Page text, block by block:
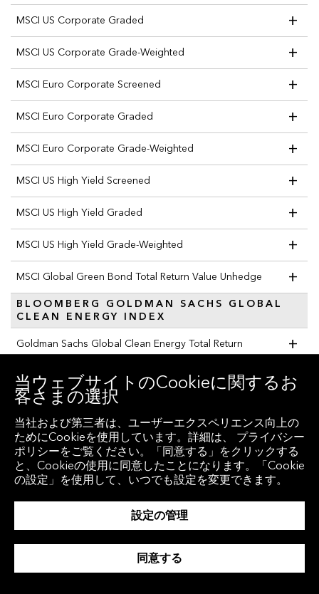
MSCI US Corporate Graded +
MSCI US Corporate Grade-Weighted +
MSCI Euro Corporate Screened +
MSCI Euro Corporate Graded +
MSCI Euro Corporate Grade-Weighted +
MSCI US High Yield Screened +
MSCI US High Yield Graded +
MSCI US High Yield Grade-Weighted +
MSCI Global Green Bond Total Return Value Unhedge +
BLOOMBERG GOLDMAN SACHS GLOBAL
CLEAN ENERGY INDEX
Goldman Sachs Global Clean Energy Total Return
+
“ESGインデックス
いま、乗り遅れないために
ESG資産は、投資家の関心の高まり、政府の規制強化、社
会的圧力の高まりを背景に、2025年には53兆ドルを超え
ると予測されています。ブルームバーグでは、自社独自の
当ウェブサイトのCookieに関するお
客さまの選択
当社および第三者は、ユーザーエクスペリエンス向上の
ためにCookieを使用しています。詳細は、 プライバシー
ポリシーをご覧ください。「同意する」をクリックする
と、Cookieの使用に同意したことになります。「Cookie
の設定」を使用して、いつでも設定を変更できます。
設定の管理
同意する